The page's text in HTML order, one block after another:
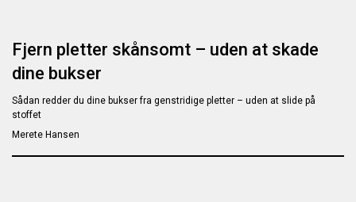
Fjern pletter skånsomt – uden at skade
dine bukser
Sådan redder du dine bukser fra genstridige pletter – uden at slide på
stoffet
Merete Hansen